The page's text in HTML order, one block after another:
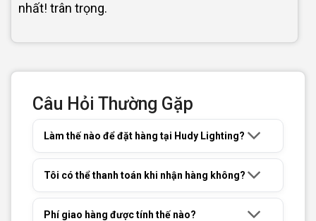
nhất! trân trọng.
Câu Hỏi Thường Gặp
Làm thế nào để đặt hàng tại Hudy Lighting?
Tôi có thể thanh toán khi nhận hàng không?
Phí giao hàng được tính thế nào?